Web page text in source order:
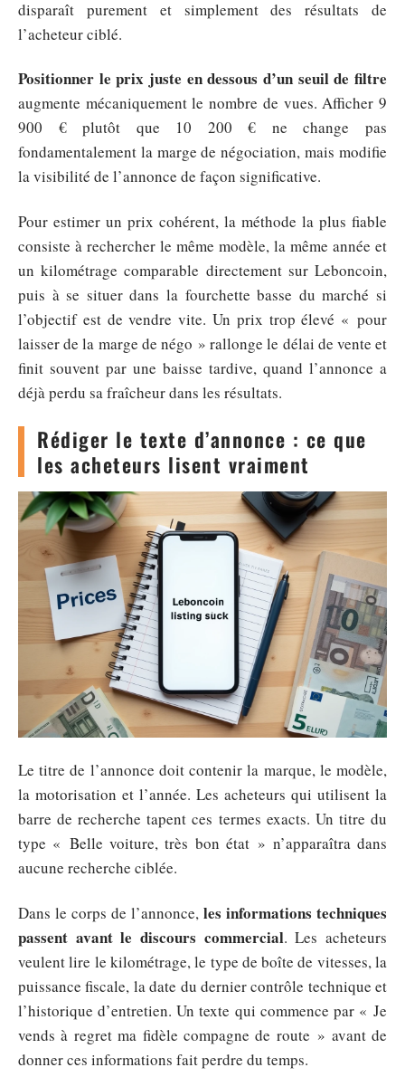
disparaît purement et simplement des résultats de
l’acheteur ciblé.
Positionner le prix juste en dessous d’un seuil de filtre
augmente mécaniquement le nombre de vues. Afficher 9
900 € plutôt que 10 200 € ne change pas
fondamentalement la marge de négociation, mais modifie
la visibilité de l’annonce de façon significative.
Pour estimer un prix cohérent, la méthode la plus fiable
consiste à rechercher le même modèle, la même année et
un kilométrage comparable directement sur Leboncoin,
puis à se situer dans la fourchette basse du marché si
l’objectif est de vendre vite. Un prix trop élevé « pour
laisser de la marge de négo » rallonge le délai de vente et
finit souvent par une baisse tardive, quand l’annonce a
déjà perdu sa fraîcheur dans les résultats.
Rédiger le texte d’annonce : ce que
les acheteurs lisent vraiment
Le titre de l’annonce doit contenir la marque, le modèle,
la motorisation et l’année. Les acheteurs qui utilisent la
barre de recherche tapent ces termes exacts. Un titre du
type « Belle voiture, très bon état » n’apparaîtra dans
aucune recherche ciblée.
Dans le corps de l’annonce, les informations techniques
passent avant le discours commercial. Les acheteurs
veulent lire le kilométrage, le type de boîte de vitesses, la
puissance fiscale, la date du dernier contrôle technique et
l’historique d’entretien. Un texte qui commence par « Je
vends à regret ma fidèle compagne de route » avant de
donner ces informations fait perdre du temps.